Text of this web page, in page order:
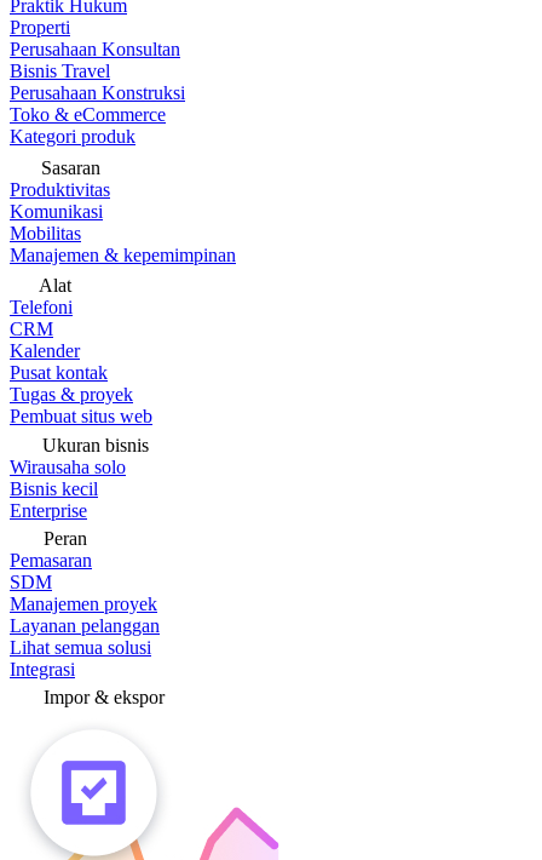
Praktik Hukum
Properti
Perusahaan Konsultan
Bisnis Travel
Perusahaan Konstruksi
Toko & eCommerce
Kategori produk
Sasaran
Produktivitas
Komunikasi
Mobilitas
Manajemen & kepemimpinan
Alat
Telefoni
CRM
Kalender
Pusat kontak
Tugas & proyek
Pembuat situs web
Ukuran bisnis
Wirausaha solo
Bisnis kecil
Enterprise
Peran
Pemasaran
SDM
Manajemen proyek
Layanan pelanggan
Lihat semua solusi
Integrasi
Impor & ekspor